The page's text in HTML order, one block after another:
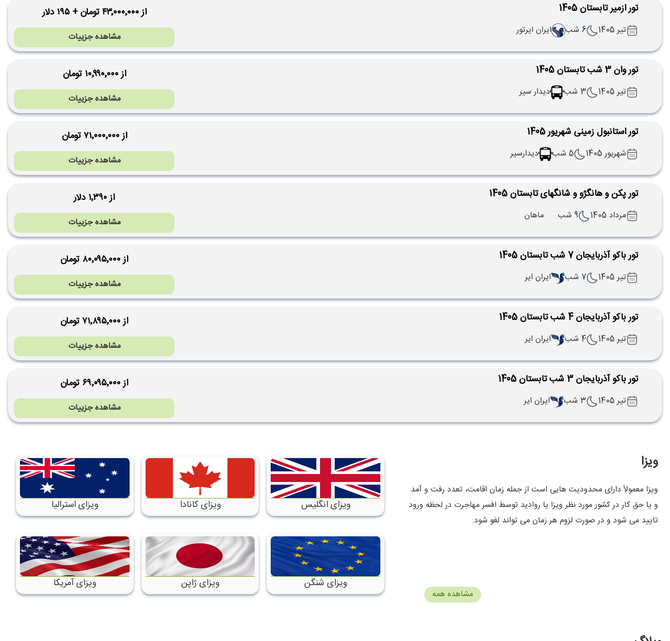
تور ازمیر تابستان 1405
تیر 1405 6 شب ایران ایرتور
از ۴۳٬۰۰۰٬۰۰۰ تومان + ۱۹۵ دلار
مشاهده جزییات
تور وان 3 شب تابستان 1405
تیر 1405 3 شب دیدار سیر
از ۱۰٬۹۹۰٬۰۰۰ تومان
مشاهده جزییات
تور استانبول زمینی شهریور 1405
شهریور 1405 5 شب دیدارسیر
از ۷۱٬۰۰۰٬۰۰۰ تومان
مشاهده جزییات
تور پکن و هانگژو و شانگهای تابستان 1405
مرداد 1405 9 شب ماهان
از ۱٬۳۹۰ دلار
مشاهده جزییات
تور باکو آذربایجان 7 شب تابستان 1405
تیر 1405 7 شب ایران ایر
از ۸۰٬۰۹۵٬۰۰۰ تومان
مشاهده جزییات
تور باکو آذربایجان 4 شب تابستان 1405
تیر 1405 4 شب ایران ایر
از ۷۱٬۸۹۵٬۰۰۰ تومان
مشاهده جزییات
تور باکو آذربایجان 3 شب تابستان 1405
تیر 1405 3 شب ایران ایر
از ۶۹٬۰۹۵٬۰۰۰ تومان
مشاهده جزییات
ویزا
ویزا معمولاً دارای محدودیت هایی است از جمله زمان اقامت، تعدد رفت و آمد
و یا حق کار در کشور مورد نظر ویزا یا روادید توسط افسر مهاجرت در لحظه ورود
تایید می شود و در صورت لزوم هر زمان می تواند لغو شود.
مشاهده همه
ویزای انگلیس ویزای کانادا ویزای استرالیا
ویزای شنگن ویزای ژاپن ویزای آمریکا